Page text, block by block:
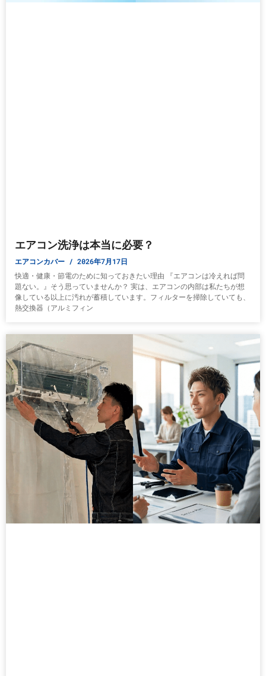
エアコン洗浄は本当に必要？
エアコンカバー 2026年7月17日
快適・健康・節電のために知っておきたい理由 『エアコンは冷えれば問
題ない。』そう思っていませんか？ 実は、エアコンの内部は私たちが想
像している以上に汚れが蓄積しています。フィルターを掃除していても、
熱交換器（アルミフィン